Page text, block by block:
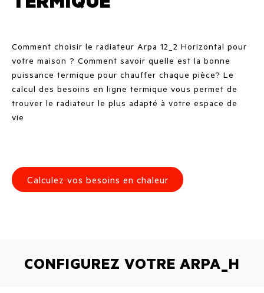
Comment choisir le radiateur Arpa 12_2 Horizontal pour
votre maison ? Comment savoir quelle est la bonne
puissance termique pour chauffer chaque pièce? Le
calcul des besoins en ligne termique vous permet de
trouver le radiateur le plus adapté à votre espace de
vie
Calculez vos besoins en chaleur
CONFIGUREZ VOTRE ARPA_H